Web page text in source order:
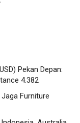
Pekan Depan:
4.382
Furniture